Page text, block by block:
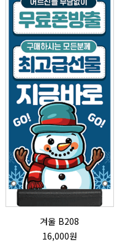
겨울 B208
16,000원